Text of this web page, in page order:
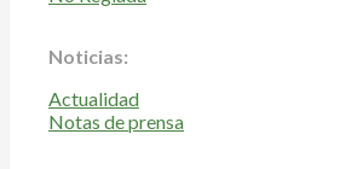
Noticias:
Actualidad
Notas de prensa